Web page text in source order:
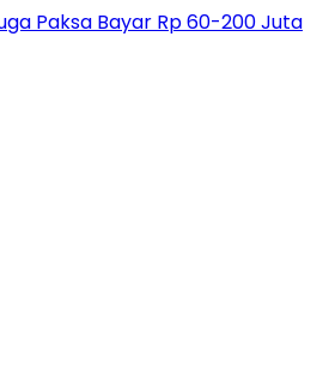
Paksa Bayar Rp 60-200 Juta